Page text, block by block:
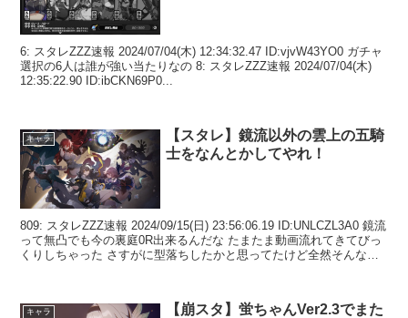
6: スタレZZZ速報 2024/07/04(木) 12:34:32.47 ID:vjvW43YO0 ガチャ
選択の6人は誰が強い当たりなの 8: スタレZZZ速報 2024/07/04(木)
12:35:22.90 ID:ibCKN69P0...
キャラ
【スタレ】鏡流以外の雲上の五騎
士をなんとかしてやれ！
809: スタレZZZ速報 2024/09/15(日) 23:56:06.19 ID:UNLCZL3A0 鏡流
って無凸でも今の裏庭0R出来るんだな たまたま動画流れてきてびっ
くりしちゃった さすがに型落ちしたかと思ってたけど全然そんな事
キャラ
【崩スタ】蛍ちゃんVer2.3でまた